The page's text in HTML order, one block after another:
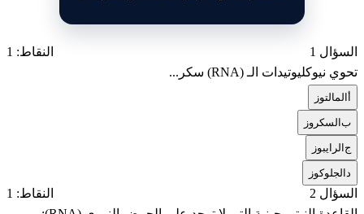
السؤال 1
النقاط: 1
تحوي نيوكليوتيدات الـ (RNA) سكر...
المالتوز
بالسكروز
جالرايبوز
الجلوكوز
السؤال 2
النقاط: 1